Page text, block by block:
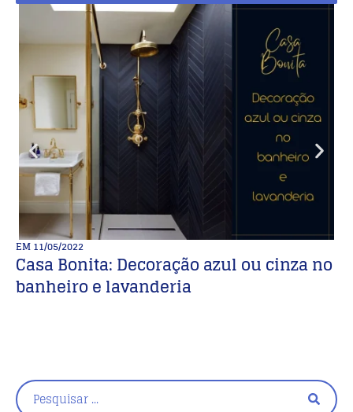
EM11/05/2022
Casa Bonita: Decoração azul ou cinza no
banheiro e lavanderia